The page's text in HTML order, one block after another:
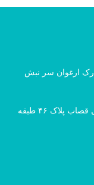
ارغوان سر نبش
آدرس مطب تهرانپارس : میدان رهبر خیابان آل قصاب پلاک ۴۶ طبقه